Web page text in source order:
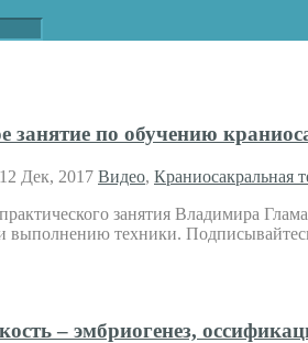
занятие по обучению
12 Дек, 2017 Видео, Краниосакральная
занятия Владимира
выполнению техники.
– эмбриогенез,